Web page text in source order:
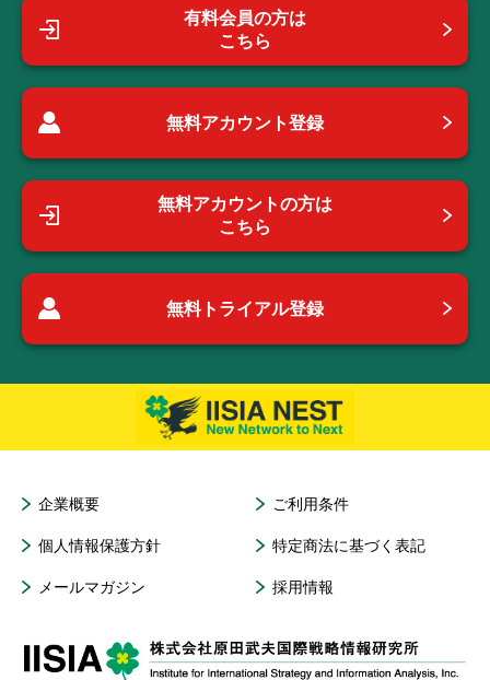
有料会員の方は
こちら
無料アカウント登録
無料アカウントの方は
こちら
無料トライアル登録
企業概要 ご利用条件
個人情報保護方針 特定商法に基づく表記
メールマガジン 採用情報